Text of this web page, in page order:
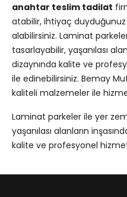
anahtar teslim tadilat
atabilir, ihtiyaç
alabilirsiniz. Laminat
tasarlayabilir, yaşanılası
dizaynında kalite ve
ile edinebilirsiniz. Bemay
kaliteli malzemeler ile
Laminat parkeler ile yer
yaşanılası alanların
kalite ve profesyonel